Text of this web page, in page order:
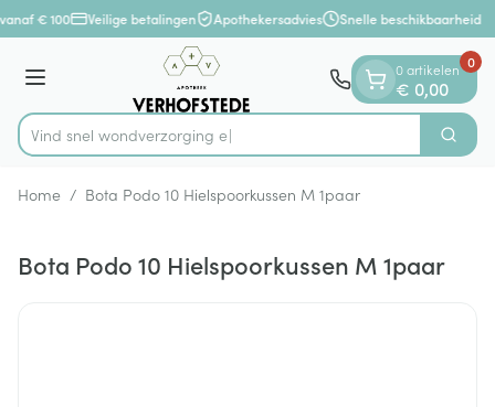
Ga naar de inhoud
1 van 1
€ 100 Veilige betalingen Apothekersadvies Snelle beschikbaarheid
Menu
Product, merk, categorie...
Vind snel wondverz Zoek
0 artikelen
€ 0,00
0
Home / Bota Podo 10 Hielspoorkussen M 1paar
Bota Podo 10 Hielspoorkussen M 1paar